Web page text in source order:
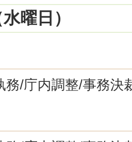
曜日）
務/庁内調整/事務決